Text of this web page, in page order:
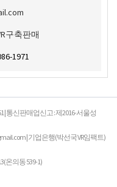
구축판매
1971
| 통신판매업신고 : 제2016-서울성
| 기업은행(박선국 VR임팩트)
온의동 539-1)